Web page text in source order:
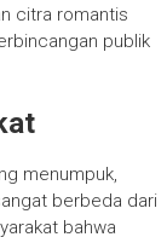
citra romantis
publik
menumpuk,
berbeda dari
bahwa